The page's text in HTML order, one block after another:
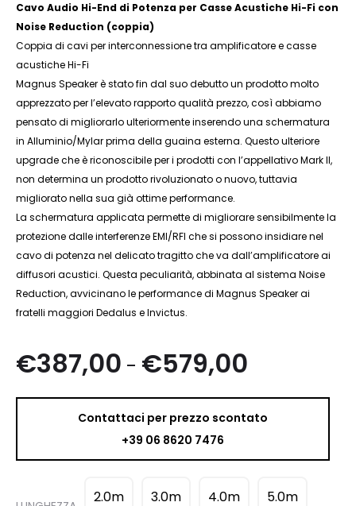
Cavo Audio Hi-End di Potenza per Casse Acustiche Hi-Fi con
Noise Reduction (coppia)
Coppia di cavi per interconnessione tra amplificatore e casse
acustiche Hi-Fi
Magnus Speaker è stato fin dal suo debutto un prodotto molto
apprezzato per l’elevato rapporto qualità prezzo, così abbiamo
pensato di migliorarlo ulteriormente inserendo una schermatura
in Alluminio/Mylar prima della guaina esterna. Questo ulteriore
upgrade che è riconoscibile per i prodotti con l’appellativo Mark II,
non determina un prodotto rivoluzionato o nuovo, tuttavia
migliorato nella sua già ottime performance.
La schermatura applicata permette di migliorare sensibilmente la
protezione dalle interferenze EMI/RFI che si possono insidiare nel
cavo di potenza nel delicato tragitto che va dall’amplificatore ai
diffusori acustici. Questa peculiarità, abbinata al sistema Noise
Reduction, avvicinano le performance di Magnus Speaker ai
fratelli maggiori Dedalus e Invictus.
€387,00 - €579,00
di
Contattaci per prezzo scontato
+39 06 8620 7476
2.0m 3.0m 4.0m 5.0m